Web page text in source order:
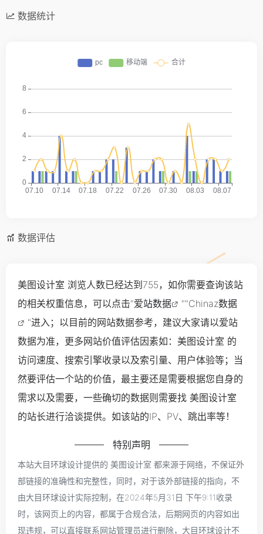
数据统计
数据评估
美图设计室 浏览人数已经达到755，如你需要查询该站
的相关权重信息，可以点击"爱站数据 ""Chinaz数据
"进入；以目前的网站数据参考，建议大家请以爱站
数据为准，更多网站价值评估因素如：美图设计室 的
访问速度、搜索引擎收录以及索引量、用户体验等；当
然要评估一个站的价值，最主要还是需要根据您自身的
需求以及需要，一些确切的数据则需要找 美图设计室
的站长进行洽谈提供。如该站的IP、PV、跳出率等！
特别声明
本站大目环球设计提供的 美图设计室 都来源于网络，不保证外
部链接的准确性和完整性，同时，对于该外部链接的指向，不
由大目环球设计实际控制，在2024年5月31日 下午9:11收录
时，该网页上的内容，都属于合规合法，后期网页的内容如出
现违规，可以直接联系网站管理员进行删除，大目环球设计不